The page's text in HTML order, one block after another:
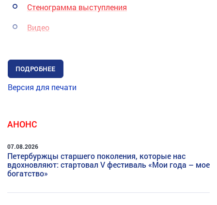
Стенограмма выступления
Видео
ПОДРОБНЕЕ
Версия для печати
АНОНС
07.08.2026
Петербуржцы старшего поколения, которые нас
вдохновляют: стартовал V фестиваль «Мои года – мое
богатство»